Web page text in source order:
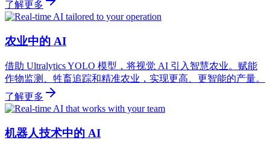
了解更多
农业中的 AI
借助 Ultralytics YOLO 模型，将视觉 AI 引入智慧农业。赋能
作物监测、牲畜追踪和精准农业，实现更高、更智能的产量。
了解更多
机器人技术中的 AI